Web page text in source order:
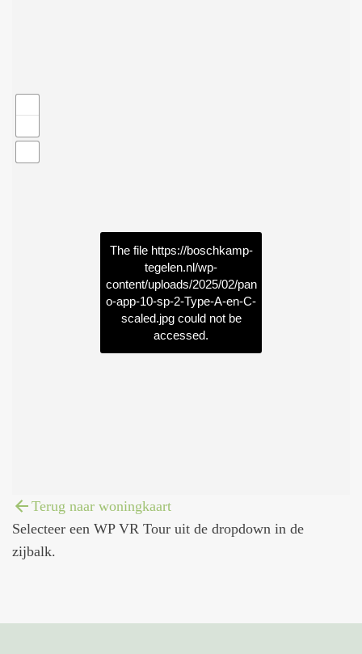
The file https://boschkamp-
tegelen.nl/wp-
content/uploads/2025/02/pan
o-app-10-sp-2-Type-A-en-C-
scaled.jpgcould not be
accessed.
Terug naar woningkaart
Selecteer een WP VR Tour uit de dropdown in de
zijbalk.